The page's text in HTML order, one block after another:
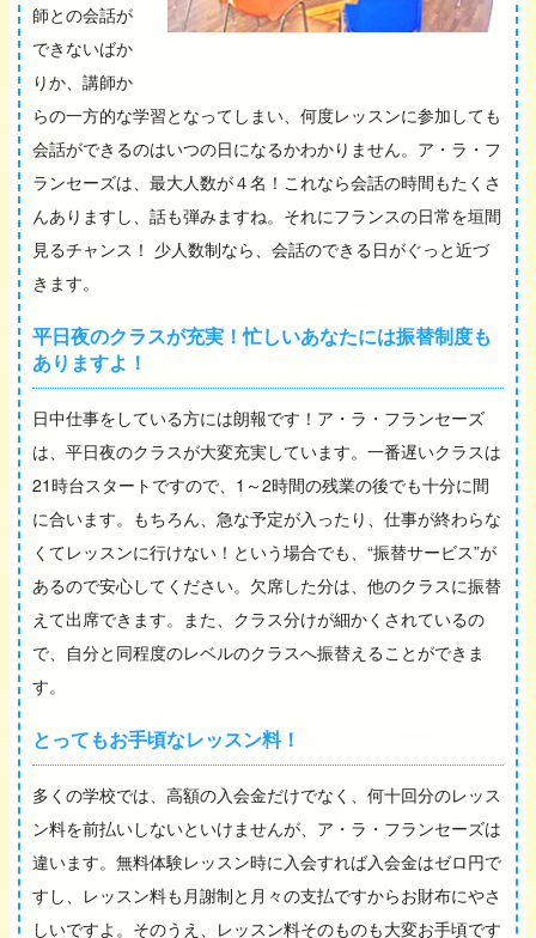
師との会話が
できないばか
りか、講師か
らの一方的な学習となってしまい、何度レッスンに参加しても
会話ができるのはいつの日になるかわかりません。ア・ラ・フ
ランセーズは、最大人数が４名！これなら会話の時間もたくさ
んありますし、話も弾みますね。それにフランスの日常を垣間
見るチャンス！ 少人数制なら、会話のできる日がぐっと近づ
きます。
平日夜のクラスが充実！忙しいあなたには振替制度も
ありますよ！
日中仕事をしている方には朗報です！ア・ラ・フランセーズ
は、平日夜のクラスが大変充実しています。一番遅いクラスは
21時台スタートですので、1～2時間の残業の後でも十分に間
に合います。もちろん、急な予定が入ったり、仕事が終わらな
くてレッスンに行けない！という場合でも、“振替サービス”が
あるので安心してください。欠席した分は、他のクラスに振替
えて出席できます。また、クラス分けが細かくされているの
で、自分と同程度のレベルのクラスへ振替えることができま
す。
とってもお手頃なレッスン料！
多くの学校では、高額の入会金だけでなく、何十回分のレッス
ン料を前払いしないといけませんが、ア・ラ・フランセーズは
違います。無料体験レッスン時に入会すれば入会金はゼロ円で
すし、レッスン料も月謝制と月々の支払ですからお財布にやさ
しいですよ。そのうえ、レッスン料そのものも大変お手頃です